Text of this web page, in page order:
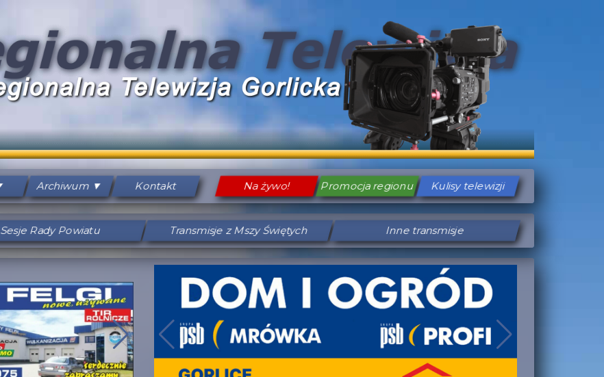
Archiwum Kontakt Na żywo! Promocja regionu Kulisy telewizji
Sesje Rady Powiatu Transmisje z Mszy Świętych Inne transmisje